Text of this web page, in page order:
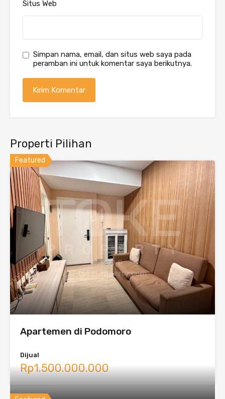
Situs Web
Simpan nama, email, dan situs web saya pada
peramban ini untuk komentar saya berikutnya.
Properti Pilihan
Featured
Apartemen di Podomoro
Dijual
Rp1.500.000.000